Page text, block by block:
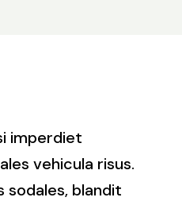
imperdiet
vehicula risus.
sodales, blandit